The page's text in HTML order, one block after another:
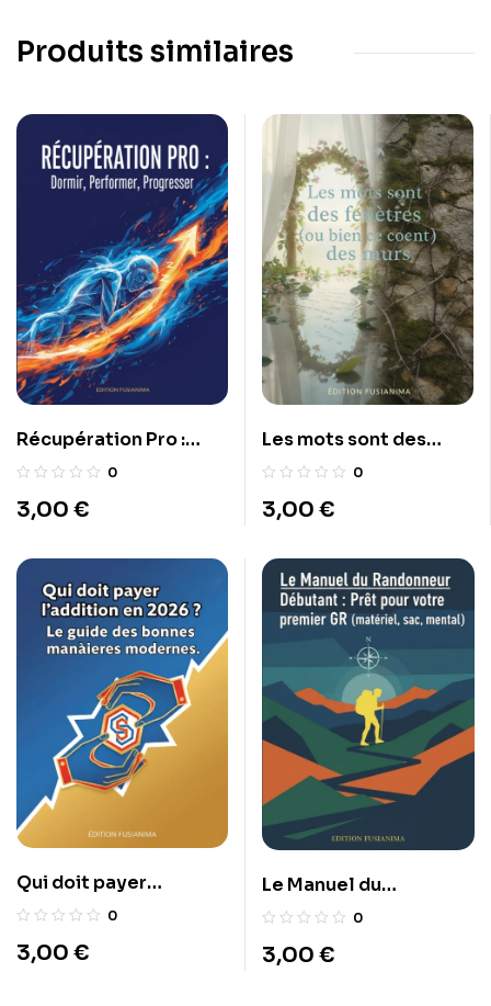
Produits similaires
Récupération Pro :
Dormir, Performer,
0
3,00 €
Les mots sont des
fenêtres (ou bien ce
0
3,00 €
Qui doit payer
l’addition en 2026 ? Le
manières modernes.
0
3,00 €
Le Manuel du
Randonneur Débutant :
premier GR (matériel,
0
3,00 €